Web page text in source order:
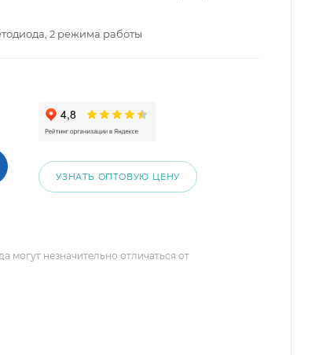
2 режима работы
УЗНАТЬ ОПТОВУЮ ЦЕНУ
могут незначительно отличаться от